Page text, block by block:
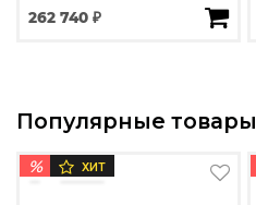
262 740 ₽
Популярные товары
% ХИТ